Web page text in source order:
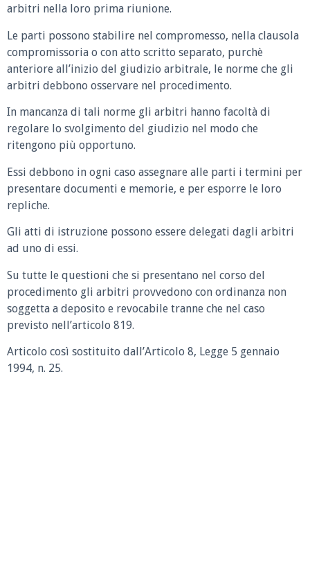
arbitri nella loro prima riunione.
Le parti possono stabilire nel compromesso, nella clausola
compromissoria o con atto scritto separato, purchè
anteriore all’inizio del giudizio arbitrale, le norme che gli
arbitri debbono osservare nel procedimento.
In mancanza di tali norme gli arbitri hanno facoltà di
regolare lo svolgimento del giudizio nel modo che
ritengono più opportuno.
Essi debbono in ogni caso assegnare alle parti i termini per
presentare documenti e memorie, e per esporre le loro
repliche.
Gli atti di istruzione possono essere delegati dagli arbitri
ad uno di essi.
Su tutte le questioni che si presentano nel corso del
procedimento gli arbitri provvedono con ordinanza non
soggetta a deposito e revocabile tranne che nel caso
previsto nell’articolo 819.
Articolo così sostituito dall’Articolo 8, Legge 5 gennaio
1994, n. 25.